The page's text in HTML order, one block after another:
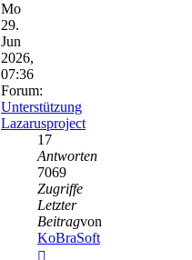
Mo
29.
Jun
2026,
07:36
Forum:
Unterstützung
Lazarusproject
17
Antworten
7069
Zugriffe
Letzter
Beitragvon
KoBraSoft